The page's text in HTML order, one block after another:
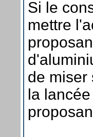
Si le
mettre
de miser
la